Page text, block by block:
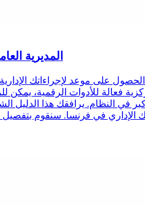
المديرية
الحصول على موعد لإجراءاتك
فعالة للأدوات الرقمية، يمكن
في النظام. يرافقك هذا الدليل
الإداري في فرنسا. سنقوم